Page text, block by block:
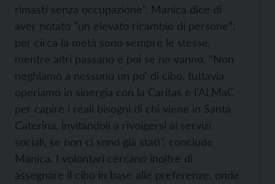
rimasti senza occupazione”. Manica dice di
aver notato “un elevato ricambio di persone”:
per circa la metà sono sempre le stesse,
mentre altri passano e poi se ne vanno. “Non
neghiamo a nessuno un po' di cibo, tuttavia
operiamo in sinergia con la Caritas e l'ALMaC
per capire i reali bisogni di chi viene in Santa
Caterina, invitandoli a rivolgersi ai servizi
sociali, se non ci sono già stati”, conclude
Manica. I volontari cercano inoltre di
assegnare il cibo in base alle preferenze, onde